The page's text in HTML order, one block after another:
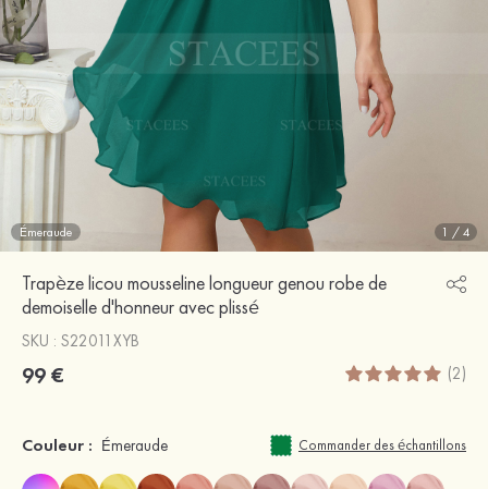
Émeraude 1 /4
Trapèze licou mousseline longueur genou robe de
demoiselle d'honneur avec plissé
SKU : S22011XYB
99 € (2)
Couleur : Émeraude Commander des échantillons